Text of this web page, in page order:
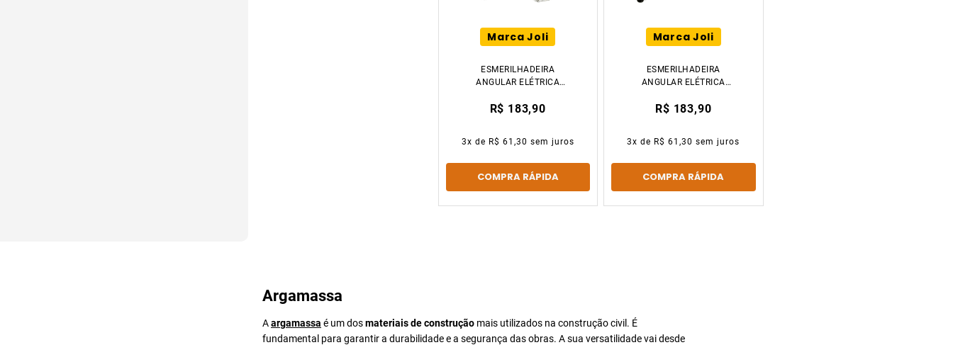
Marca Joli
ESMERILHADEIRA
ANGULAR ELÉTRICA
R$ 183,90
3x de R$ 61,30 sem juros
COMPRA RÁPIDA
Marca Joli
ESMERILHADEIRA
ANGULAR ELÉTRICA
R$ 183,90
3x de R$ 61,30 sem juros
COMPRA RÁPIDA
Argamassa
Aargamassa é um dosmateriais de construção mais utilizados na construção civil. É
fundamental para garantir a durabilidade e a segurança das obras. A sua versatilidade vai desde